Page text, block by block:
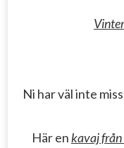
Ni har väl inte
Här enkavaj